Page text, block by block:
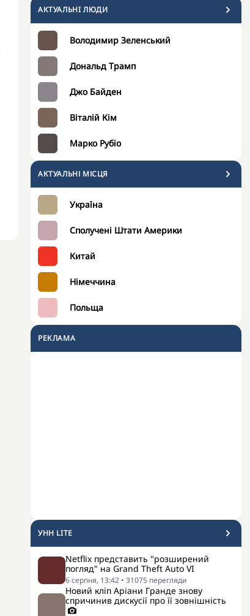
АКТУАЛЬНI ЛЮДИ
Володимир Зеленський
Дональд Трамп
Джо Байден
Віталій Кім
Марко Рубіо
АКТУАЛЬНІ МІСЦЯ
Україна
Сполучені Штати Америки
Китай
Німеччина
Польща
РЕКЛАМА
УНН LITE
Netflix представить "розширений
погляд" на Grand Theft Auto VI
6 серпня, 13:42 • 31075 перегляди
Новий кліп Аріани Гранде знову
спричинив дискусії про її зовнішність